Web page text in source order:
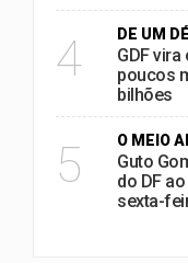
4 DE UM
GDF
poucos
bilhões
5 O MEIO
Guto
do DF
sexta-